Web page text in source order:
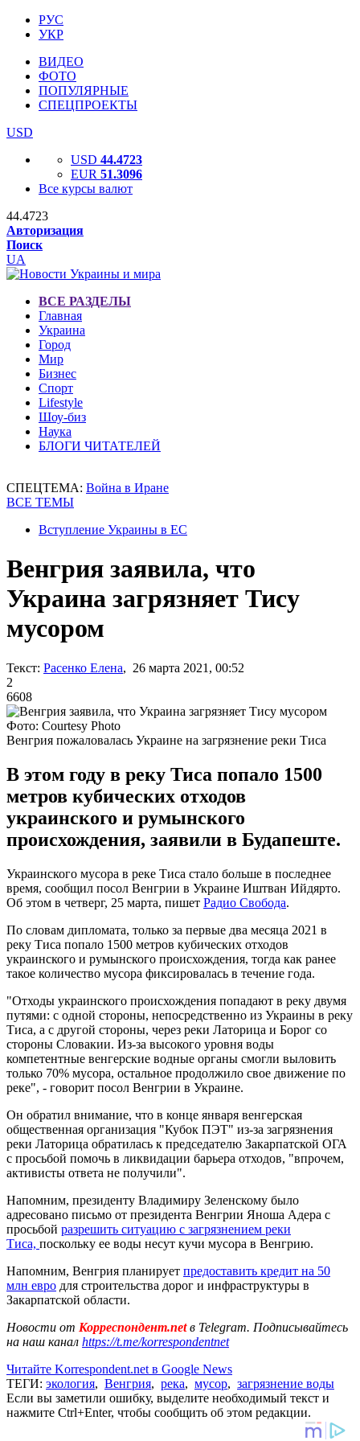
РУС
УКР
ВИДЕО
ФОТО
ПОПУЛЯРНЫЕ
СПЕЦПРОЕКТЫ
USD
USD 44.4723
EUR 51.3096
Все курсы валют
44.4723
Авторизация
Поиск
UA
ВСЕ РАЗДЕЛЫ
Главная
Украина
Город
Мир
Бизнес
Спорт
Lifestyle
Шоу-биз
Наука
БЛОГИ ЧИТАТЕЛЕЙ
СПЕЦТЕМА: Война в Иране
ВСЕ ТЕМЫ
Вступление Украины в ЕС
Венгрия заявила, что
Украина загрязняет Тису
мусором
Текст: Расенко Елена, 26 марта 2021, 00:52
2
6608
Фото: Courtesy Photo
Венгрия пожаловалась Украине на загрязнение реки Тиса
В этом году в реку Тиса попало 1500
метров кубических отходов
украинского и румынского
происхождения, заявили в Будапеште.
Украинского мусора в реке Тиса стало больше в последнее
время, сообщил посол Венгрии в Украине Иштван Ийдярто.
Об этом в четверг, 25 марта, пишет Радио Свобода.
По словам дипломата, только за первые два месяца 2021 в
реку Тиса попало 1500 метров кубических отходов
украинского и румынского происхождения, тогда как ранее
такое количество мусора фиксировалась в течение года.
"Отходы украинского происхождения попадают в реку двумя
путями: с одной стороны, непосредственно из Украины в реку
Тиса, а с другой стороны, через реки Латорица и Борог со
стороны Словакии. Из-за высокого уровня воды
компетентные венгерские водные органы смогли выловить
только 70% мусора, остальное продолжило свое движение по
реке", - говорит посол Венгрии в Украине.
Он обратил внимание, что в конце января венгерская
общественная организация "Кубок ПЭТ" из-за загрязнения
реки Латорица обратилась к председателю Закарпатской ОГА
с просьбой помочь в ликвидации барьера отходов, "впрочем,
активисты ответа не получили".
Напомним, президенту Владимиру Зеленскому было
адресовано письмо от президента Венгрии Яноша Адера с
просьбой разрешить ситуацию с загрязнением реки
Тиса, поскольку ее воды несут кучи мусора в Венгрию.
Напомним, Венгрия планирует предоставить кредит на 50
млн евро для строительства дорог и инфраструктуры в
Закарпатской области.
Новости от Корреспондент.netв Telegram. Подписывайтесь
на наш канал https://t.me/korrespondentnet
Читайте Korrespondent.net в Google News
ТЕГИ: экология, Венгрия, река, мусор, загрязнение воды
Если вы заметили ошибку, выделите необходимый текст и
нажмите Ctrl+Enter, чтобы сообщить об этом редакции.